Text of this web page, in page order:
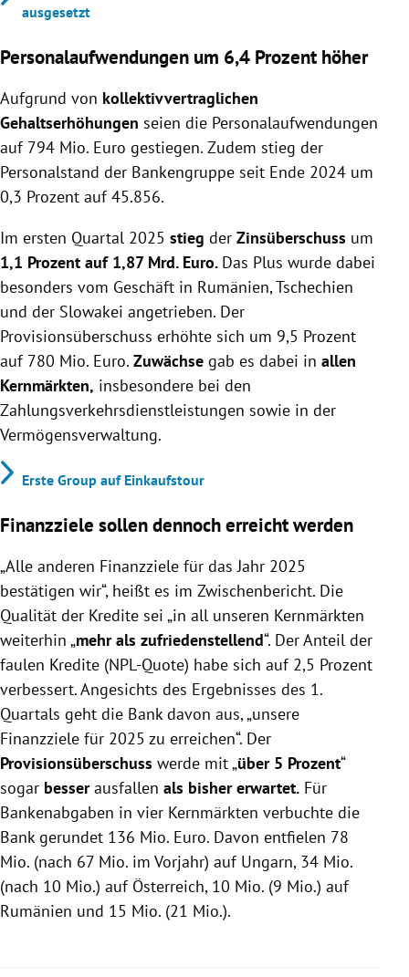
ausgesetzt
Personalaufwendungen um 6,4 Prozent höher
Aufgrund von kollektivvertraglichen
Gehaltserhöhungen seien die Personalaufwendungen
auf 794 Mio. Euro gestiegen. Zudem stieg der
Personalstand der Bankengruppe seit Ende 2024 um
0,3 Prozent auf 45.856.
Im ersten Quartal 2025 stieg der Zinsüberschuss um
1,1 Prozent auf 1,87 Mrd. Euro. Das Plus wurde dabei
besonders vom Geschäft in Rumänien, Tschechien
und der Slowakei angetrieben. Der
Provisionsüberschuss erhöhte sich um 9,5 Prozent
auf 780 Mio. Euro. Zuwächse gab es dabei in allen
Kernmärkten, insbesondere bei den
Zahlungsverkehrsdienstleistungen sowie in der
Vermögensverwaltung.
Erste Group auf Einkaufstour
Finanzziele sollen dennoch erreicht werden
„Alle anderen Finanzziele für das Jahr 2025
bestätigen wir“, heißt es im Zwischenbericht. Die
Qualität der Kredite sei „in all unseren Kernmärkten
weiterhin „mehr als zufriedenstellend“. Der Anteil der
faulen Kredite (NPL-Quote) habe sich auf 2,5 Prozent
verbessert. Angesichts des Ergebnisses des 1.
Quartals geht die Bank davon aus, „unsere
Finanzziele für 2025 zu erreichen“. Der
Provisionsüberschuss werde mit „über 5 Prozent“
sogar besserausfallen als bisher erwartet. Für
Bankenabgaben in vier Kernmärkten verbuchte die
Bank gerundet 136 Mio. Euro. Davon entfielen 78
Mio. (nach 67 Mio. im Vorjahr) auf Ungarn, 34 Mio.
(nach 10 Mio.) auf Österreich, 10 Mio. (9 Mio.) auf
Rumänien und 15 Mio. (21 Mio.).